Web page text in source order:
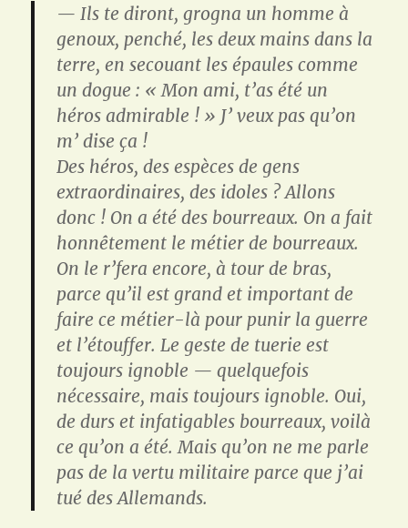
— Ils te diront, grogna un homme à
genoux, penché, les deux mains dans la
terre, en secouant les épaules comme
un dogue : « Mon ami, t’as été un
héros admirable ! » J’ veux pas qu’on
m’ dise ça !
Des héros, des espèces de gens
extraordinaires, des idoles ? Allons
donc ! On a été des bourreaux. On a fait
honnêtement le métier de bourreaux.
On le r’fera encore, à tour de bras,
parce qu’il est grand et important de
faire ce métier-là pour punir la guerre
et l’étouffer. Le geste de tuerie est
toujours ignoble — quelquefois
nécessaire, mais toujours ignoble. Oui,
de durs et infatigables bourreaux, voilà
ce qu’on a été. Mais qu’on ne me parle
pas de la vertu militaire parce que j’ai
tué des Allemands.